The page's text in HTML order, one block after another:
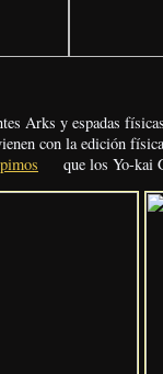
Arks y espadas
con la edición
que los Yo-kai